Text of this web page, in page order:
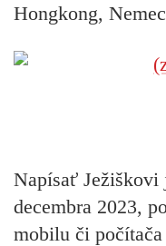
Hongkong,
Napísať Ježiškovi
decembra 2023,
mobilu či